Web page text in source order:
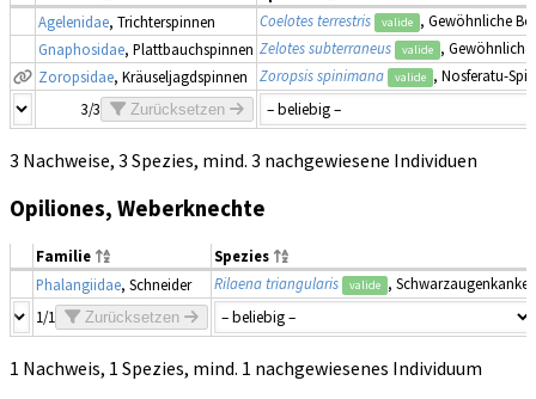
Agelenidae, Trichterspinnen Coelotes terrestris valide , Gewöhnliche
Gnaphosidae, Plattbauchspinnen Zelotes subterraneus valide ,
Zoropsidae, Kräuseljagdspinnen Zoropsis spinimana valide , Nosferatu-
3/3
Zurücksetzen
3 Nachweise, 3 Spezies, mind. 3 nachgewiesene Individuen
Opiliones, Weberknechte
Familie
Spezies
Phalangiidae, Schneider Rilaena triangularis valide , Schwarzaugenkanker
1/1
Zurücksetzen
1 Nachweis, 1 Spezies, mind. 1 nachgewiesenes Individuum